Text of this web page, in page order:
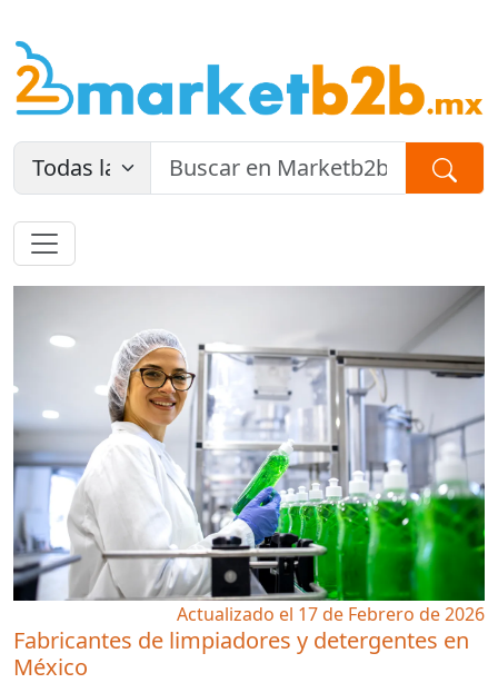
Actualizado el 17 de Febrero de 2026
Fabricantes de limpiadores y detergentes en
México